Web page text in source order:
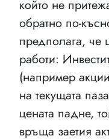
който не
обратно по-
предполага, че
работи:
(например
на текущата
цената падне,
връща заетия